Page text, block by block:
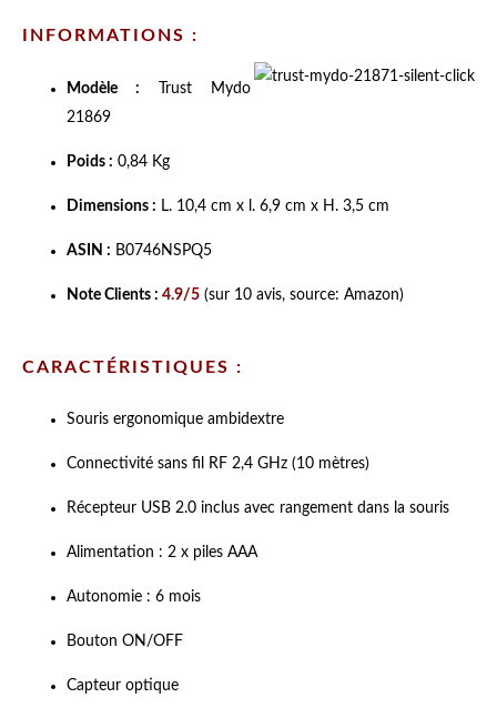
INFORMATIONS :
Modèle : Trust Mydo
21869
Poids : 0,84 Kg
Dimensions : L. 10,4 cm x l. 6,9 cm x H. 3,5 cm
ASIN : B0746NSPQ5
Note Clients : 4.9/5 (sur 10 avis, source: Amazon)
CARACTÉRISTIQUES :
Souris ergonomique ambidextre
Connectivité sans fil RF 2,4 GHz (10 mètres)
Récepteur USB 2.0 inclus avec rangement dans la souris
Alimentation : 2 x piles AAA
Autonomie : 6 mois
Bouton ON/OFF
Capteur optique